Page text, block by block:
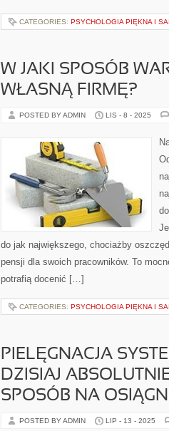
CATEGORIES: PSYCHOLOGIA PIĘKNA I
W JAKI SPOSÓB
WŁASNĄ FIRMĘ?
POSTED BY ADMIN LIS - 8 - 2025
do jak największego, chociażby
pensji dla swoich pracowników. To
potrafią docenić […]
CATEGORIES: PSYCHOLOGIA PIĘKNA I
PIELĘGNACJA
DZISIAJ
SPOSÓB NA
POSTED BY ADMIN LIP - 13 - 2025